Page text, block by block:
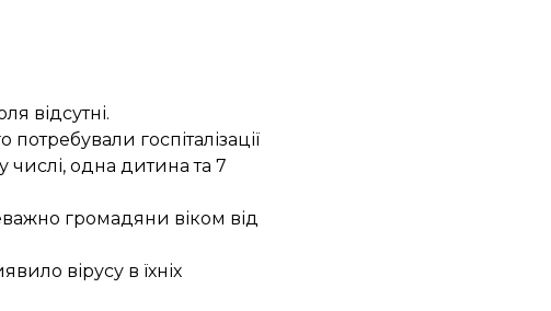
відсутні.
госпіталізації
числі, одна дитина та 7
громадяни віком від
вірусу в їхніх